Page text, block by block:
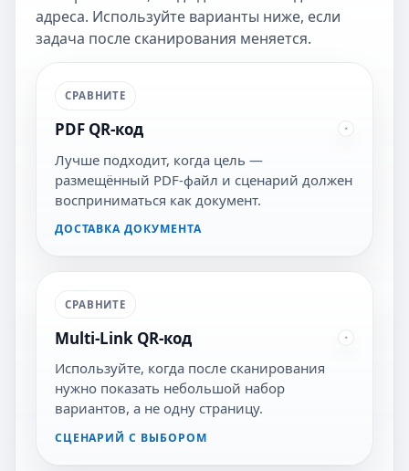
адреса. Используйте варианты ниже, если
задача после сканирования меняется.
СРАВНИТЕ
PDF QR-код
Лучше подходит, когда цель —
размещённый PDF-файл и сценарий должен
восприниматься как документ.
ДОСТАВКА ДОКУМЕНТА
СРАВНИТЕ
Multi-Link QR-код
Используйте, когда после сканирования
нужно показать небольшой набор
вариантов, а не одну страницу.
СЦЕНАРИЙ С ВЫБОРОМ